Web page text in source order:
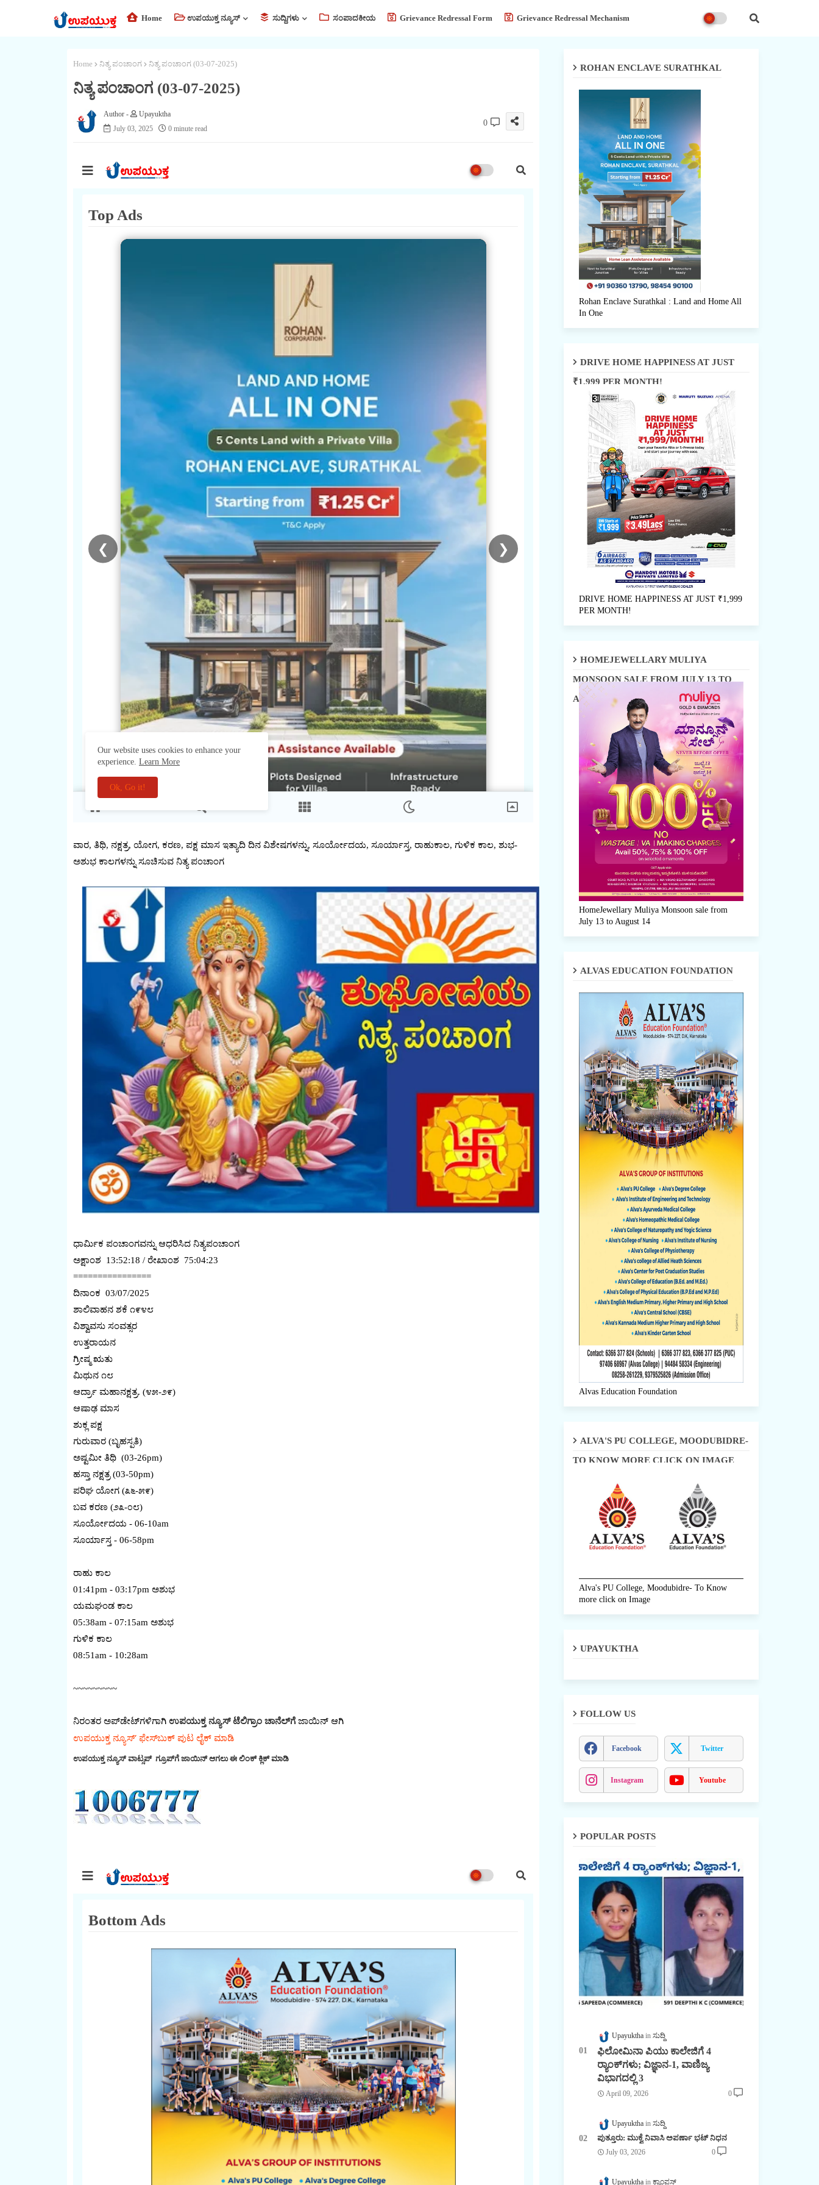
Home ಉಪಯುಕ್ತ ನ್ಯೂಸ್ ಸುದ್ದಿಗಳು ಸಂಪಾದಕೀಯ Grievance Redressal Form Grievance Redressal Mechanism
Home ನಿತ್ಯ ಪಂಚಾಂಗ ನಿತ್ಯ ಪಂಚಾಂಗ (03-07-2025)
ನಿತ್ಯ ಪಂಚಾಂಗ (03-07-2025)
Upayuktha
July 03, 2025
0 minute read
0
ವಾರ, ತಿಥಿ, ನಕ್ಷತ್ರ, ಯೋಗ, ಕರಣ, ಪಕ್ಷ ಮಾಸ ಇತ್ಯಾದಿ ದಿನ ವಿಶೇಷಗಳನ್ನು, ಸೂರ್ಯೋದಯ, ಸೂರ್ಯಾಸ್ತ, ರಾಹುಕಾಲ, ಗುಳಿಕ ಕಾಲ, ಶುಭ-
ಅಶುಭ ಕಾಲಗಳನ್ನು ಸೂಚಿಸುವ ನಿತ್ಯ ಪಂಚಾಂಗ
ಧಾರ್ಮಿಕ ಪಂಚಾಂಗವನ್ನು ಆಧರಿಸಿದ ನಿತ್ಯಪಂಚಾಂಗ
ಅಕ್ಷಾಂಶ 13:52:18 / ರೇಖಾಂಶ 75:04:23
================
ದಿನಾಂಕ 03/07/2025
ಶಾಲಿವಾಹನ ಶಕೆ ೧೯೪೮
ವಿಶ್ವಾವಸು ಸಂವತ್ಸರ
ಉತ್ತರಾಯನ
ಗ್ರೀಷ್ಮ ಋತು
ಮಿಥುನ ೧೮
ಆರ್ದ್ರಾ ಮಹಾನಕ್ಷತ್ರ. (೪೫-೨೯)
ಆಷಾಢ ಮಾಸ
ಶುಕ್ಲ ಪಕ್ಷ
ಗುರುವಾರ (ಬೃಹಸ್ಪತಿ)
ಅಷ್ಟಮೀ ತಿಥಿ (03-26pm)
ಹಸ್ತಾ ನಕ್ಷತ್ರ (03-50pm)
ಪರಿಘ ಯೋಗ (೩೬-೫೯)
ಬವ ಕರಣ (೨೩-೦೮)
ಸೂರ್ಯೋದಯ - 06-10am
ಸೂರ್ಯಾಸ್ತ - 06-58pm
ರಾಹು ಕಾಲ
01:41pm - 03:17pm ಅಶುಭ
ಯಮಘಂಡ ಕಾಲ
05:38am - 07:15am ಅಶುಭ
ಗುಳಿಕ ಕಾಲ
08:51am - 10:28am
~~~~~~~~~
ನಿರಂತರ ಅಪ್‌ಡೇಟ್‌ಗಳಿಗಾಗಿ ಉಪಯುಕ್ತ ನ್ಯೂಸ್‌ ಟೆಲಿಗ್ರಾಂ ಚಾನೆಲ್‌ಗೆ ಜಾಯಿನ್‌ ಆಗಿ
ಉಪಯುಕ್ತ ನ್ಯೂಸ್‌’ ಫೇಸ್‌ಬುಕ್ ಪುಟ ಲೈಕ್ ಮಾಡಿ
ಉಪಯುಕ್ತ ನ್ಯೂಸ್‌ ವಾಟ್ಸಪ್‌ ಗ್ರೂಪ್‌ಗೆ ಜಾಯಿನ್ ಆಗಲು ಈ ಲಿಂಕ್ ಕ್ಲಿಕ್ ಮಾಡಿ
ROHAN ENCLAVE SURATHKAL
Rohan Enclave Surathkal : Land and Home All
In One
DRIVE HOME HAPPINESS AT JUST
₹1,999 PER MONTH!
DRIVE HOME HAPPINESS AT JUST ₹1,999
PER MONTH!
HOMEJEWELLARY MULIYA
MONSOON SALE FROM JULY 13 TO
AUGUST 14
HomeJewellary Muliya Monsoon sale from
July 13 to August 14
ALVAS EDUCATION FOUNDATION
Alvas Education Foundation
ALVA'S PU COLLEGE, MOODUBIDRE-
TO KNOW MORE CLICK ON IMAGE
Alva's PU College, Moodubidre- To Know
more click on Image
UPAYUKTHA
FOLLOW US
Facebook Twitter
Instagram Youtube
POPULAR POSTS
Upayuktha ಸುದ್ದಿ
ಫಿಲೋಮಿನಾ ಪಿಯು ಕಾಲೇಜಿಗೆ 4
ರ್‍ಯಾಂಕ್‌ಗಳು; ವಿಜ್ಞಾನ-1, ವಾಣಿಜ್ಯ
ವಿಭಾಗದಲ್ಲಿ 3
April 09, 2026 0
Upayuktha ಸುದ್ದಿ
ಪುತ್ತೂರು: ಮುಕ್ವೆ ನಿವಾಸಿ ಅಪರ್ಣಾ ಭಟ್ ನಿಧನ
July 03, 2026 0
Upayuktha ಕ್ಯಾಂಪಸ್